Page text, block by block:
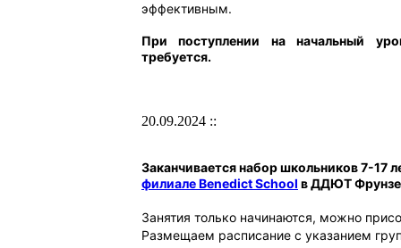
эффективным.
При поступлении на начальный
требуется.
20.09.2024 ::
Заканчивается набор школьников 7-17
филиале Benedict School в ДДЮТ
Занятия только начинаются, можно
Размещаем расписание с указанием